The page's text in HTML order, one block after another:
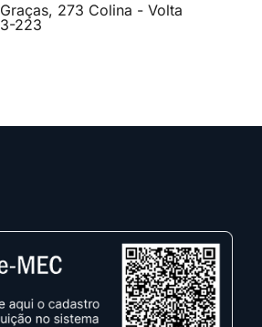
273 Colina - Volta
223